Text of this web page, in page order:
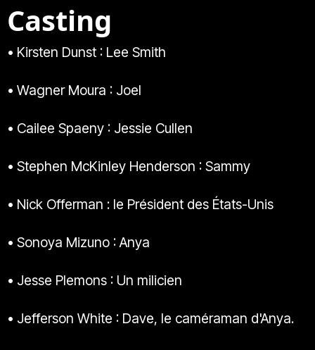
Casting
• Kirsten Dunst : Lee Smith
• Wagner Moura : Joel
• Cailee Spaeny : Jessie Cullen
• Stephen McKinley Henderson : Sammy
• Nick Offerman : le Président des États-Unis
• Sonoya Mizuno : Anya
• Jesse Plemons : Un milicien
• Jefferson White : Dave, le caméraman d'Anya.